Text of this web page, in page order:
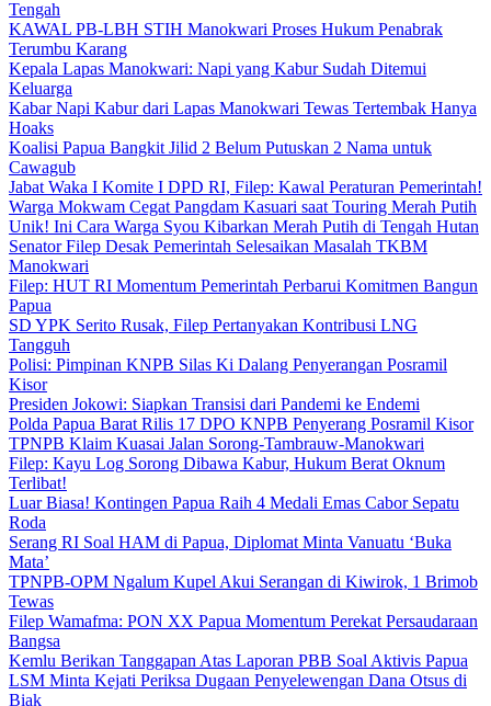
Tengah
KAWAL PB-LBH STIH Manokwari Proses Hukum Penabrak
Terumbu Karang
Kepala Lapas Manokwari: Napi yang Kabur Sudah Ditemui
Keluarga
Kabar Napi Kabur dari Lapas Manokwari Tewas Tertembak Hanya
Hoaks
Koalisi Papua Bangkit Jilid 2 Belum Putuskan 2 Nama untuk
Cawagub
Jabat Waka I Komite I DPD RI, Filep: Kawal Peraturan Pemerintah!
Warga Mokwam Cegat Pangdam Kasuari saat Touring Merah Putih
Unik! Ini Cara Warga Syou Kibarkan Merah Putih di Tengah Hutan
Senator Filep Desak Pemerintah Selesaikan Masalah TKBM
Manokwari
Filep: HUT RI Momentum Pemerintah Perbarui Komitmen Bangun
Papua
SD YPK Serito Rusak, Filep Pertanyakan Kontribusi LNG
Tangguh
Polisi: Pimpinan KNPB Silas Ki Dalang Penyerangan Posramil
Kisor
Presiden Jokowi: Siapkan Transisi dari Pandemi ke Endemi
Polda Papua Barat Rilis 17 DPO KNPB Penyerang Posramil Kisor
TPNPB Klaim Kuasai Jalan Sorong-Tambrauw-Manokwari
Filep: Kayu Log Sorong Dibawa Kabur, Hukum Berat Oknum
Terlibat!
Luar Biasa! Kontingen Papua Raih 4 Medali Emas Cabor Sepatu
Roda
Serang RI Soal HAM di Papua, Diplomat Minta Vanuatu ‘Buka
Mata’
TPNPB-OPM Ngalum Kupel Akui Serangan di Kiwirok, 1 Brimob
Tewas
Filep Wamafma: PON XX Papua Momentum Perekat Persaudaraan
Bangsa
Kemlu Berikan Tanggapan Atas Laporan PBB Soal Aktivis Papua
LSM Minta Kejati Periksa Dugaan Penyelewengan Dana Otsus di
Biak